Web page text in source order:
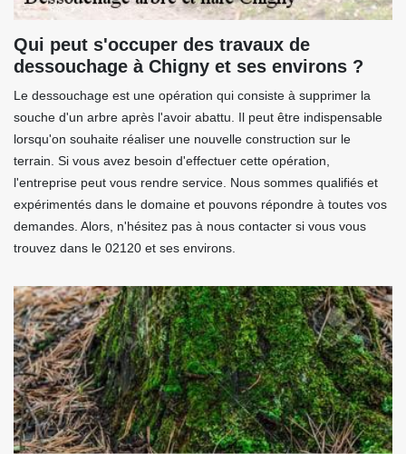
Qui peut s'occuper des travaux de
dessouchage à Chigny et ses environs ?
Le dessouchage est une opération qui consiste à supprimer la
souche d'un arbre après l'avoir abattu. Il peut être indispensable
lorsqu'on souhaite réaliser une nouvelle construction sur le
terrain. Si vous avez besoin d'effectuer cette opération,
l'entreprise peut vous rendre service. Nous sommes qualifiés et
expérimentés dans le domaine et pouvons répondre à toutes vos
demandes. Alors, n'hésitez pas à nous contacter si vous vous
trouvez dans le 02120 et ses environs.